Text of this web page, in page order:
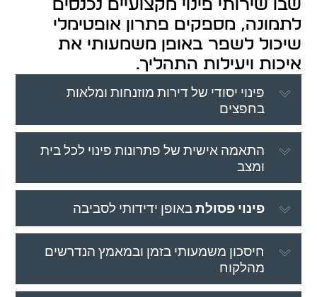
שבו שירותי פינוי מקצועיים נכנסים
לתמונה, מספקים פתרון אופטימלי
שיכול לשפר באופן משמעותי את
איכות ויעילות התהליך.
פינוי יסודי של דירות מוזנחות ומלאות
בחפצים
התאמה אישית של פתרונות פינוי לכל בית
ומצב
פינוי פסולתבאופן ידידותי לסביבה
חיסכון משמעותי בזמן ובמאמץ הנדרשים
מהלקוח